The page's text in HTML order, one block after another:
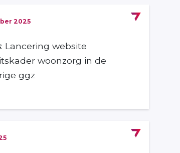
2025
: Lancering website
woonzorg in de
ggz